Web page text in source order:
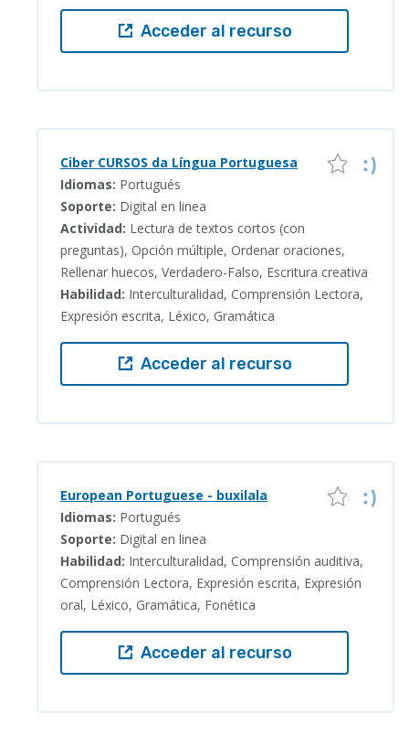
Acceder al recurso
Ciber CURSOS da Língua Portuguesa
Idiomas: Portugués
Soporte: Digital en linea
Actividad: Lectura de textos cortos (con
preguntas), Opción múltiple, Ordenar oraciones,
Rellenar huecos, Verdadero-Falso, Escritura creativa
Habilidad: Interculturalidad, Comprensión Lectora,
Expresión escrita, Léxico, Gramática
Acceder al recurso
European Portuguese - buxilala
Idiomas: Portugués
Soporte: Digital en linea
Habilidad: Interculturalidad, Comprensión auditiva,
Comprensión Lectora, Expresión escrita, Expresión
oral, Léxico, Gramática, Fonética
Acceder al recurso